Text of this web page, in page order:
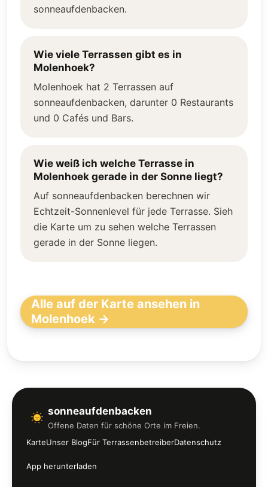
sonneaufdenbacken.
Wie viele Terrassen gibt es in
Molenhoek?
Molenhoek hat 2 Terrassen auf
sonneaufdenbacken, darunter 0 Restaurants
und 0 Cafés und Bars.
Wie weiß ich welche Terrasse in
Molenhoek gerade in der Sonne liegt?
Auf sonneaufdenbacken berechnen wir
Echtzeit-Sonnenlevel für jede Terrasse. Sieh
die Karte um zu sehen welche Terrassen
gerade in der Sonne liegen.
Alle auf der Karte ansehen in
Molenhoek →
sonneaufdenbacken
Offene Daten für schöne Orte im Freien.
KarteUnser BlogFür TerrassenbetreiberDatenschutz
App herunterladen